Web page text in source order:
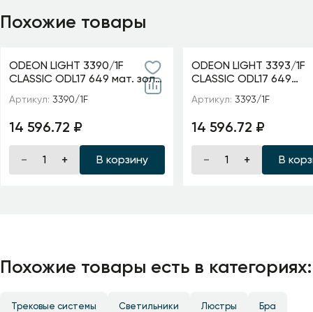
Похожие товары
ODEON LIGHT 3390/1F
CLASSIC ODL17 649 мат. зол/
абажур ткань/хрусталь
Торшер E14 40W 220V
Артикул: 3390/1F
14 596.72 ₽
В корзину
ODEON LIGHT 3393/1F
CLASSIC ODL17 649
мат.золото/абажур
хрусталь Торшер E14
Артикул: 3393/1F
14 596.72 ₽
В
Похожие товары есть в категориях:
Трековые системы Светильники Люстры Бра